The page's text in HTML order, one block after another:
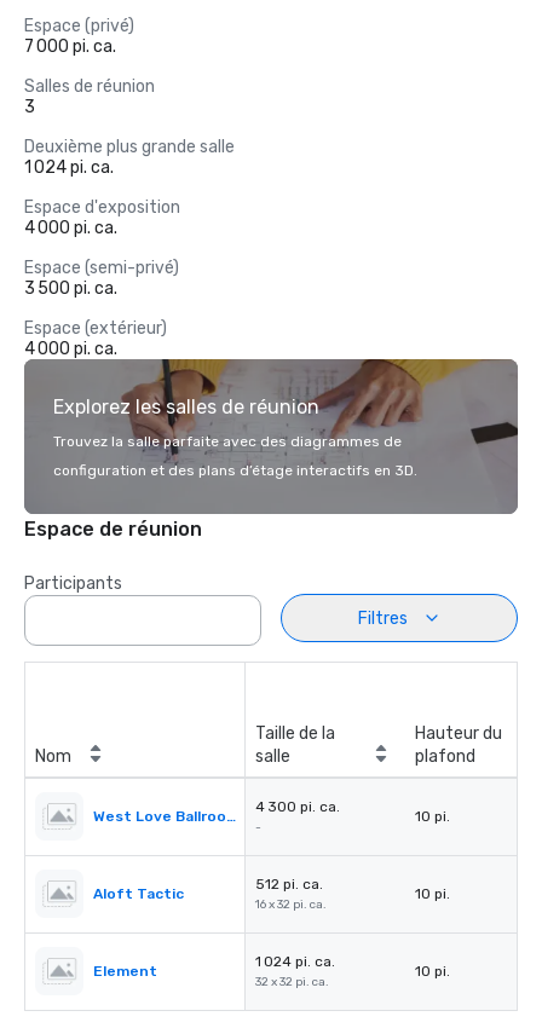
Espace (privé)
7 000 pi. ca.
Salles de réunion
3
Deuxième plus grande salle
1 024 pi. ca.
Espace d'exposition
4 000 pi. ca.
Espace (semi-privé)
3 500 pi. ca.
Espace (extérieur)
4 000 pi. ca.
Explorez les salles de réunion
Trouvez la salle parfaite avec des diagrammes de
configuration et des plans d’étage interactifs en 3D.
Espace de réunion
Participants
Filtres
Nom
Taille de la
salle
Hauteur du
plafond
West Love Ballroom
4 300 pi. ca.
-
10 pi.
Aloft Tactic
512 pi. ca.
16 x 32 pi. ca.
10 pi.
Element
1 024 pi. ca.
32 x 32 pi. ca.
10 pi.